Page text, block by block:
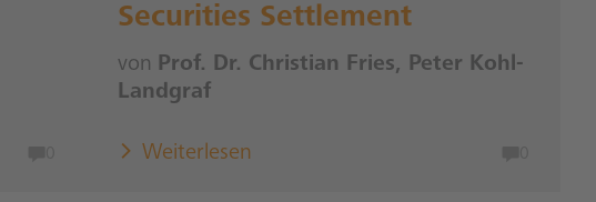
Securities Settlement
von Prof. Dr. Christian Fries, Peter Kohl-
Landgraf
Weiterlesen